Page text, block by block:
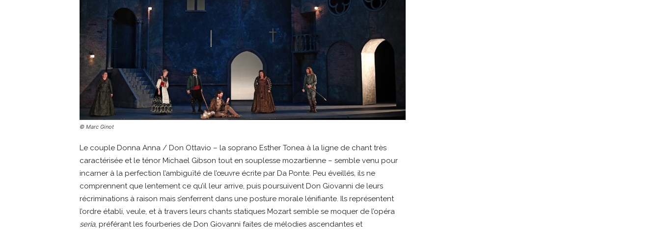
© Marc Ginot
Le couple Donna Anna / Don Ottavio – la soprano Esther Tonea à la ligne de chant très
caractérisée et le ténor Michael Gibson tout en souplesse mozartienne – semble venu pour
incarner à la perfection l’ambiguïté de l’œuvre écrite par Da Ponte. Peu éveillés, ils ne
comprennent que lentement ce qu’il leur arrive, puis poursuivent Don Giovanni de leurs
récriminations à raison mais s’enferrent dans une posture morale lénifiante. Ils représentent
l’ordre établi, veule, et à travers leurs chants statiques Mozart semble se moquer de l’opéra
seria, préférant les fourberies de Don Giovanni faites de mélodies ascendantes et